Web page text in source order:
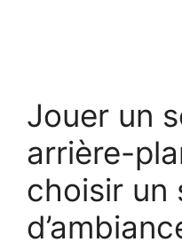
Jouer un
arrière-
choisir un